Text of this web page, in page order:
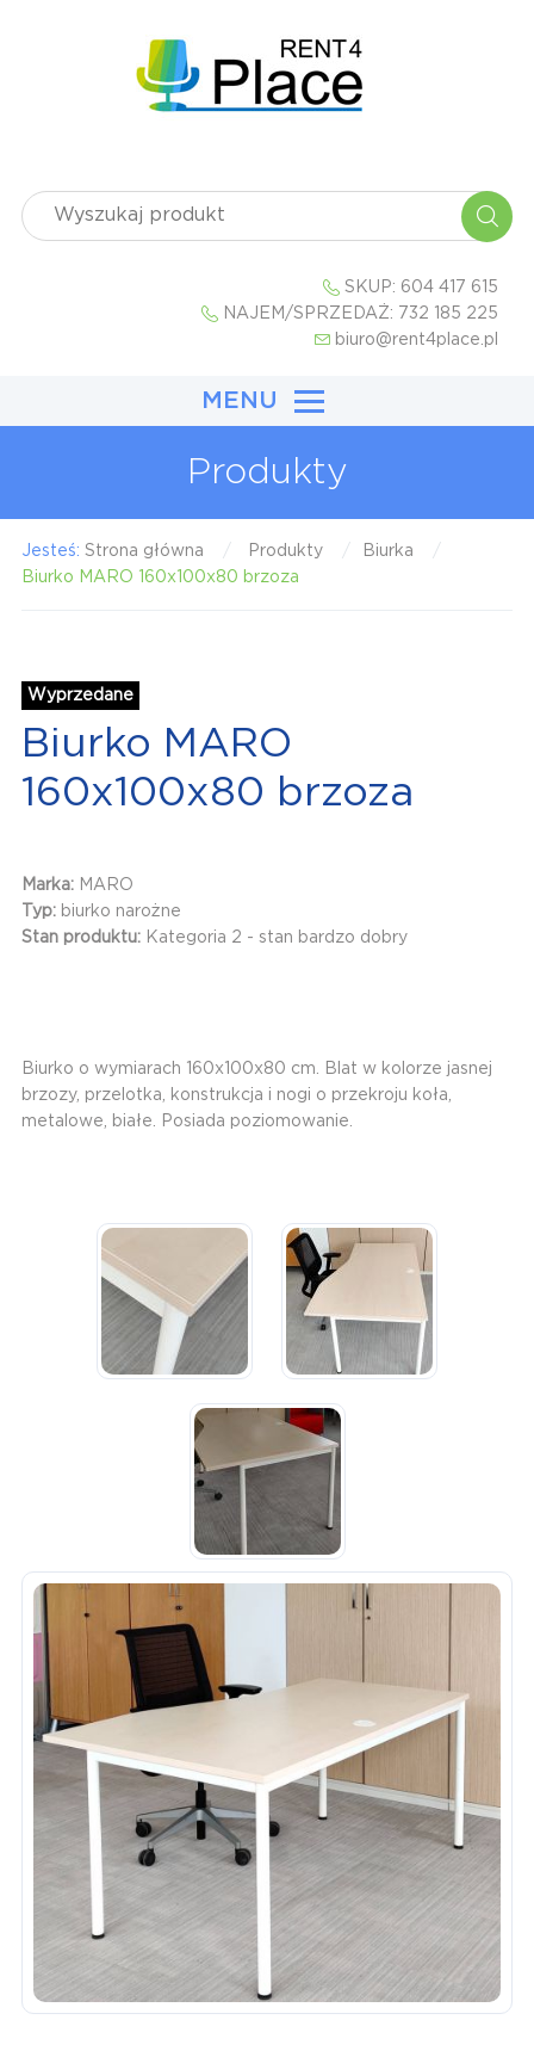
SKUP: 604 417 615
NAJEM/SPRZEDAŻ: 732 185 225
biuro@rent4place.pl
MENU
Produkty
Jesteś: Strona główna Produkty
Biurka
Biurko MARO 160x100x80 brzoza
Wyprzedane
Biurko MARO
160x100x80 brzoza
Marka: MARO
Typ: biurko narożne
Stan produktu: Kategoria 2 - stan bardzo dobry
Biurko o wymiarach 160x100x80 cm. Blat w kolorze jasnej
brzozy, przelotka, konstrukcja i nogi o przekroju koła,
metalowe, białe. Posiada poziomowanie.